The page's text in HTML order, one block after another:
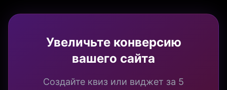
Увеличьте конверсию
вашего сайта
Создайте квиз или виджет за 5